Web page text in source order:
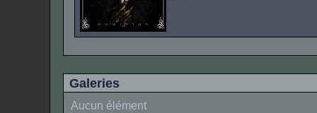
Galeries
Aucun élément